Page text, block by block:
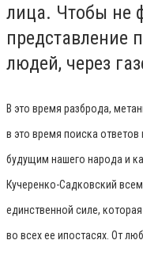
лица. Чтобы не
представление
людей, через
В это время разброда,
в это время поиска
будущим нашего народа и
Кучеренко-Садковский
единственной силе,
во всех ее ипостасях. От